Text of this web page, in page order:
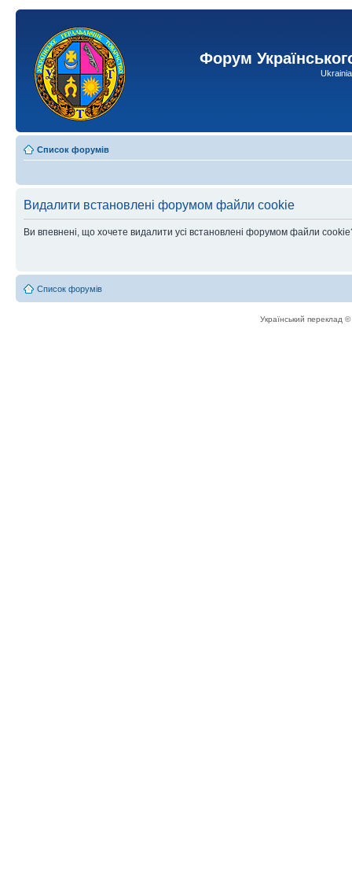
Форум
Список форумів
Видалити встановлені форумом файли cookie
Ви впевнені, що хочете видалити усі встановлені форумом файли
Список форумів
Український переклад